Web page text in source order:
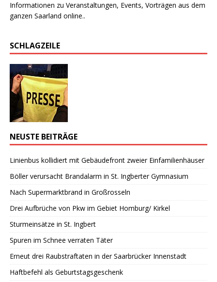
Informationen zu Veranstaltungen, Events, Vorträgen aus dem
ganzen Saarland online..
SCHLAGZEILE
NEUSTE BEITRÄGE
Linienbus kollidiert mit Gebäudefront zweier Einfamilienhäuser
Böller verursacht Brandalarm in St. Ingberter Gymnasium
Nach Supermarktbrand in Großrosseln
Drei Aufbrüche von Pkw im Gebiet Homburg/ Kirkel
Sturmeinsätze in St. Ingbert
Spuren im Schnee verraten Täter
Erneut drei Raubstraftaten in der Saarbrücker Innenstadt
Haftbefehl als Geburtstagsgeschenk